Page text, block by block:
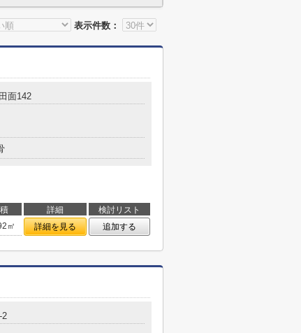
表示件数：
面142
詳細
検討リスト
㎡ 詳細を見る 追加する
2